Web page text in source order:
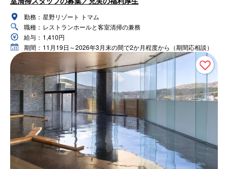
勤務： 星野リゾート トマム
職種： レストランホールと客室清掃の兼務
給与： 1,410円
期間： 11月19日～2026年3月末の間で2か月程度から（期間応相談）